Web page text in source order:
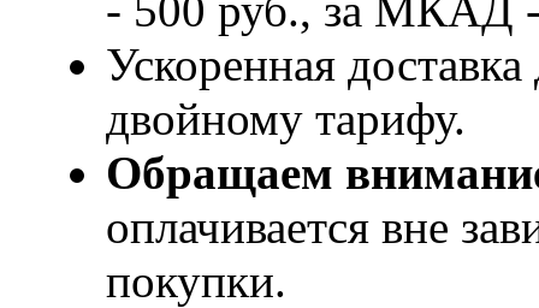
Ускоренная
двойному тарифу.
Обращаем
оплачивается вне
покупки.